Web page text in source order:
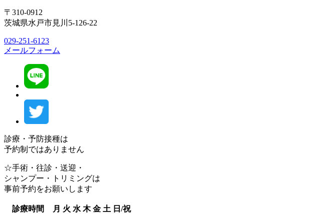
〒310-0912
茨城県水戸市見川5-126-22
029-251-6123
メールフォーム
診療・予防接種は
予約制ではありません
☆手術・往診・送迎・
シャンプー・トリミングは
事前予約をお願いします
診療時間 月 火 水 木 金 土 日/祝